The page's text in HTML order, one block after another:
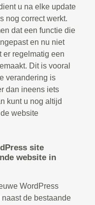
u na elke update
nog correct werkt.
dat een functie die
en nu niet
er regelmatig een
Dit is vooral
verandering is
dan ineens iets
kunt u nog altijd
website
site
website in
WordPress
de bestaande